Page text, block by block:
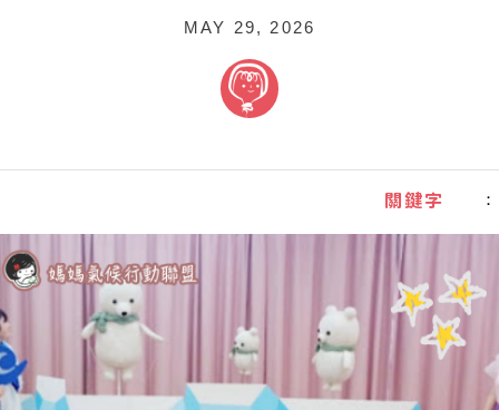
MAY 29, 2026
關鍵字 ：